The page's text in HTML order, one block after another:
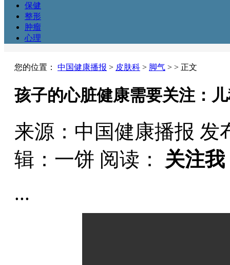
保健
整形
肿瘤
心理
您的位置： 中国健康播报 > 皮肤科 > 脚气 > > 正文
孩子的心脏健康需要关注：
来源：中国健康播报 发
辑：一饼 阅读：
关注我
...